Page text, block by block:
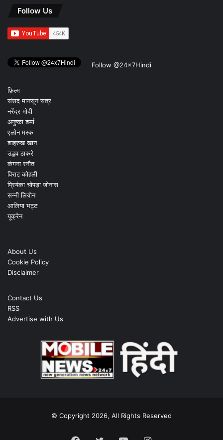
Follow Us
Follow @24x7Hindi
फ़िल्म
संसद मानसून सत्र
नरेंद्र मोदी
अनुष्का शर्मा
एलोन मस्क
शाहरुख खान
उद्धव ठाकरे
कंगना रनौत
विराट कोहली
प्रियंका चोपड़ा जोनास
सन्नी लियोन
आलिया भट्ट
यूक्रेन
About Us
Cookie Policy
Disclaimer
Contact Us
RSS
Advertise with Us
© Copyright 2026, All Rights Reserved